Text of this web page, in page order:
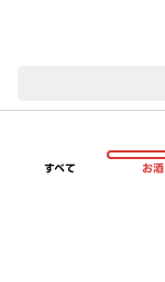
すべて お酒